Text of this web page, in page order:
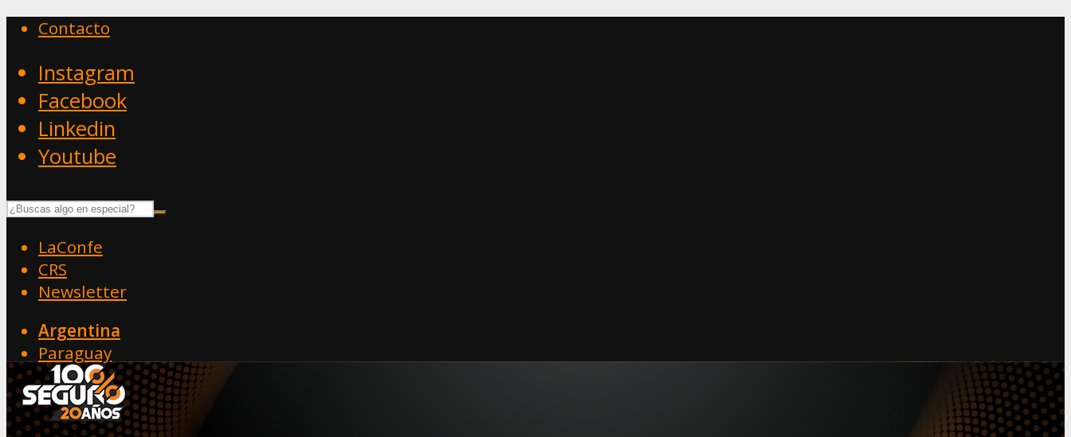
Contacto
Instagram
Facebook
Linkedin
Youtube
LaConfe
CRS
Newsletter
Argentina
Paraguay